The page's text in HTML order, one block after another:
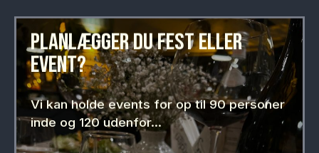
PLANLÆGGER DU FEST ELLER
EVENT?
Vi kan holde events for op til 90 personer
inde og 120 udenfor...